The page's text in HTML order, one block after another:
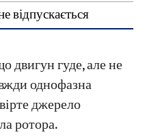
відпускається
двигун гуде, але не
однофазна
джерело
ротора.